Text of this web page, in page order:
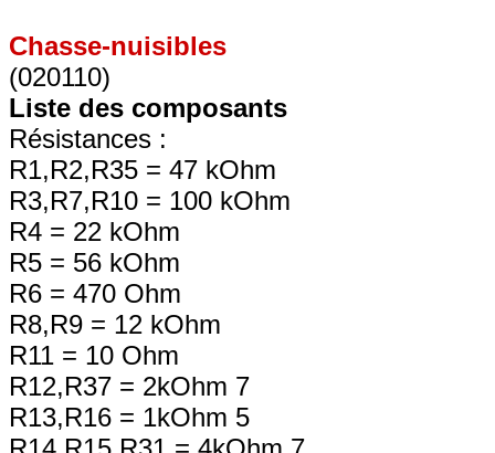
Chasse-nuisibles
(020110)
Liste des composants
Résistances :
R1,R2,R35 = 47 kOhm
R3,R7,R10 = 100 kOhm
R4 = 22 kOhm
R5 = 56 kOhm
R6 = 470 Ohm
R8,R9 = 12 kOhm
R11 = 10 Ohm
R12,R37 = 2kOhm 7
R13,R16 = 1kOhm 5